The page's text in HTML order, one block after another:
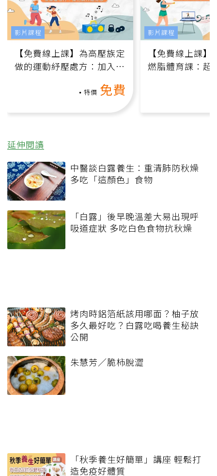
【免費線上課】為高壓族定
做的運動紓壓處方：加入行
特價 免費
影片課程
【免費線上課
燃脂體育課：超
影片課程
延伸閱讀
中醫談白露養生：重清肺防秋燥
多吃「這顏色」食物
「白露」後早晚溫差大易出現呼
吸道症狀 多吃白色食物抗秋燥
烤肉時鋁箔紙該用哪面？柚子放
多久最好吃？白露吃喝養生秘訣
公開
朱慧芳／脆柿脫澀
「秋季養生好簡單」講座 輕鬆打
造免疫好體質